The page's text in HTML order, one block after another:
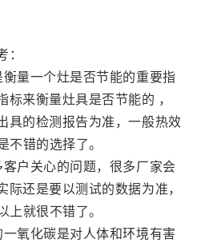
量一个灶是否节能的重要指
来衡量灶具是否节能的 ，
具的检测报告为准，一般热效
错的选择了。
户关心的问题，很多厂家会
还是要以测试的数据为准，
就很不错了。
氧化碳是对人体和环境有害